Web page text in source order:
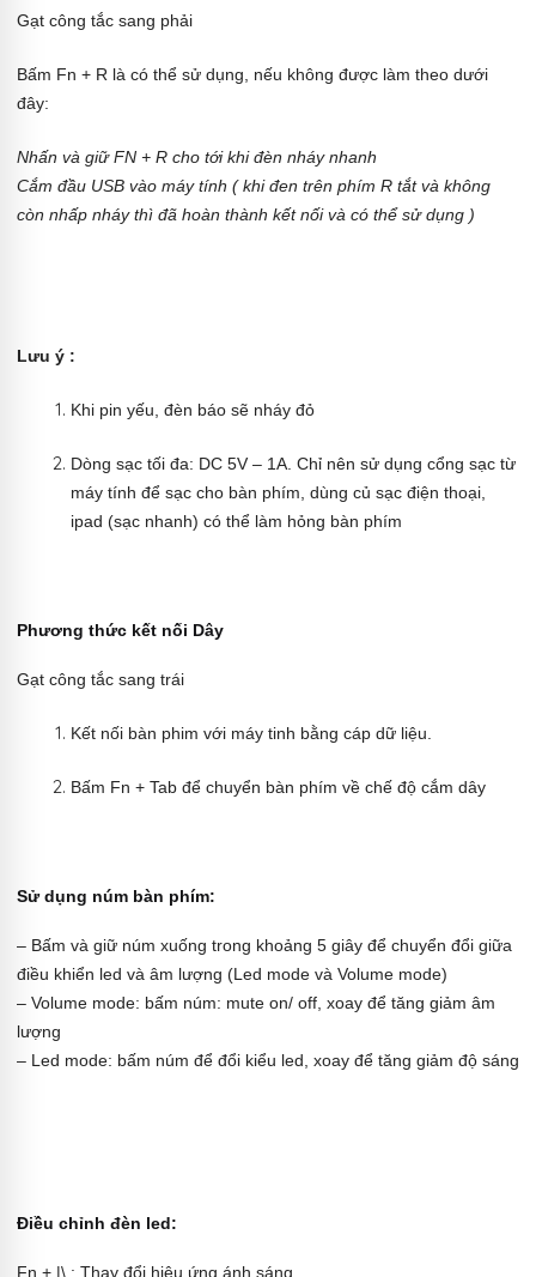
Gạt công tắc sang phải
Bấm Fn + R là có thể sử dụng, nếu không được làm theo dưới
đây:
Nhấn và giữ FN + R cho tới khi đèn nháy nhanh
Cắm đầu USB vào máy tính ( khi đen trên phím R tắt và không
còn nhấp nháy thì đã hoàn thành kết nối và có thể sử dụng )
Lưu ý :
Khi pin yếu, đèn báo sẽ nháy đỏ
Dòng sạc tối đa: DC 5V – 1A. Chỉ nên sử dụng cổng sạc từ
máy tính để sạc cho bàn phím, dùng củ sạc điện thoại,
ipad (sạc nhanh) có thể làm hỏng bàn phím
Phương thức kết nối Dây
Gạt công tắc sang trái
Kết nối bàn phim với máy tinh bằng cáp dữ liệu.
Bấm Fn + Tab để chuyển bàn phím về chế độ cắm dây
Sử dụng núm bàn phím:
– Bấm và giữ núm xuống trong khoảng 5 giây để chuyển đổi giữa
điều khiển led và âm lượng (Led mode và Volume mode)
– Volume mode: bấm núm: mute on/ off, xoay để tăng giảm âm
lượng
– Led mode: bấm núm để đổi kiểu led, xoay để tăng giảm độ sáng
Điều chỉnh đèn led:
Fn + |\ : Thay đổi hiệu ứng ánh sáng